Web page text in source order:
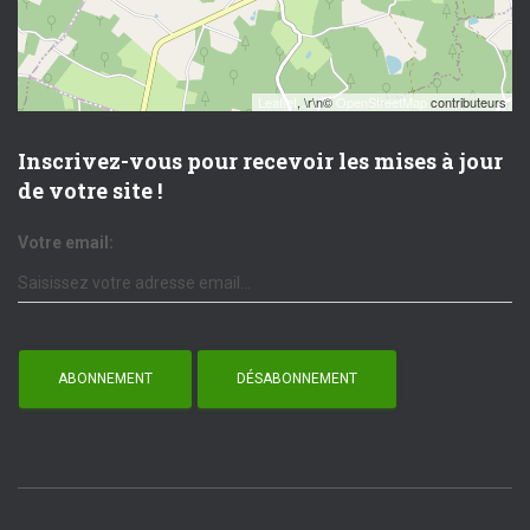
Leaflet, \r\n©OpenStreetMap contributeurs
Inscrivez-vous pour recevoir les mises à jour
de votre site !
Votre email: